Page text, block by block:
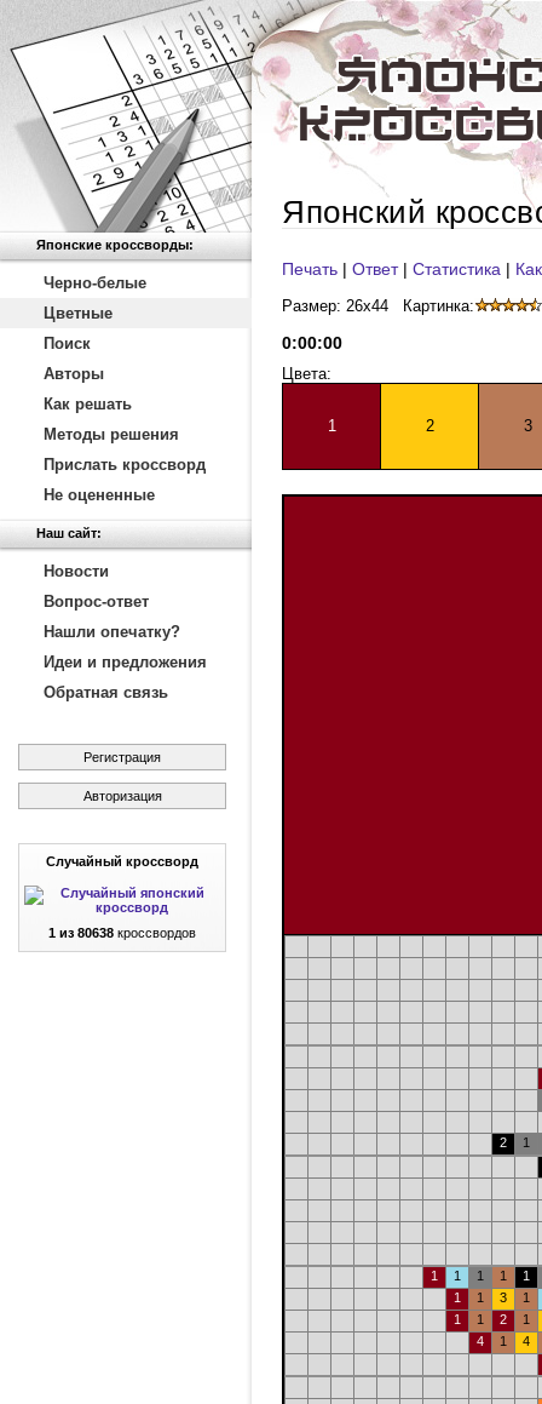
Японские кроссворды:
Черно-белые
Цветные
Поиск
Авторы
Как решать
Методы решения
Прислать кроссворд
Не оцененные
Наш сайт:
Новости
Вопрос-ответ
Нашли опечатку?
Идеи и предложения
Обратная связь
Регистрация
Авторизация
Случайный кроссворд
1 из 80638 кроссвордов
Японский
Печать | Ответ| Статистика |
Размер: 26x44 Картинка:
0:00:00
Цвета:
1 2 3
2 1
1 1 1 1
1
1
1 3
1
1
1 2
1
4
1 4